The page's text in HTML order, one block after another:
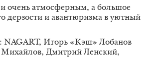
очень атмосферным, а большое
дерзости и авантюризма в уютный
NAGART, Игорь «Кэш» Лобанов
Дмитрий Ленский,